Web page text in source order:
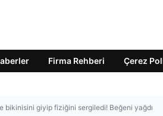
Firma Rehberi Çerez
bikinisini giyip fiziğini sergiledi! Beğeni yağdı